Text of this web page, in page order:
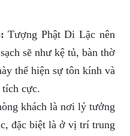
Tượng Phật Di Lặc nên
sẽ như kệ tủ, bàn thờ
thể hiện sự tôn kính và
tích cực.
khách là nơi lý tưởng
đặc biệt là ở vị trí trung